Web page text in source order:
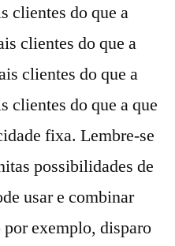
clientes do que a
clientes do que a
clientes do que a
clientes do que a que
fixa. Lembre-se
possibilidades de
usar e combinar
exemplo, disparo